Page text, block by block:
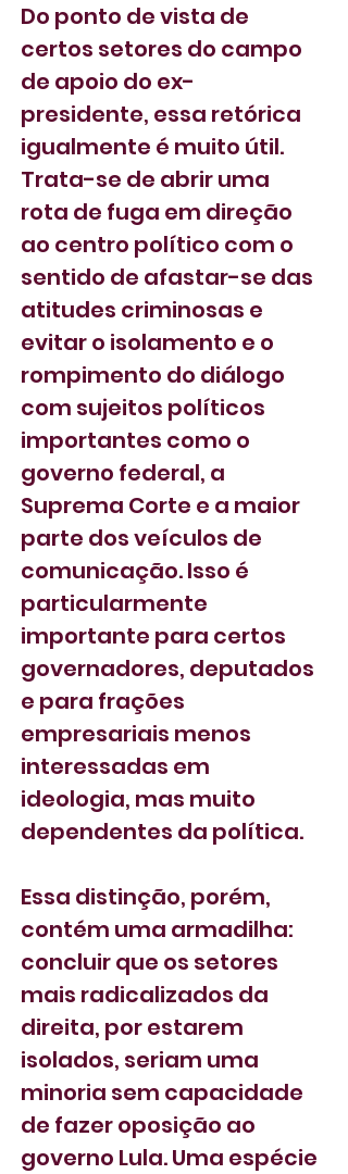
Do ponto de vista de
certos setores do campo
de apoio do ex-
presidente, essa retórica
igualmente é muito útil.
Trata-se de abrir uma
rota de fuga em direção
ao centro político com o
sentido de afastar-se das
atitudes criminosas e
evitar o isolamento e o
rompimento do diálogo
com sujeitos políticos
importantes como o
governo federal, a
Suprema Corte e a maior
parte dos veículos de
comunicação. Isso é
particularmente
importante para certos
governadores, deputados
e para frações
empresariais menos
interessadas em
ideologia, mas muito
dependentes da política.
Essa distinção, porém,
contém uma armadilha:
concluir que os setores
mais radicalizados da
direita, por estarem
isolados, seriam uma
minoria sem capacidade
de fazer oposição ao
governo Lula. Uma espécie